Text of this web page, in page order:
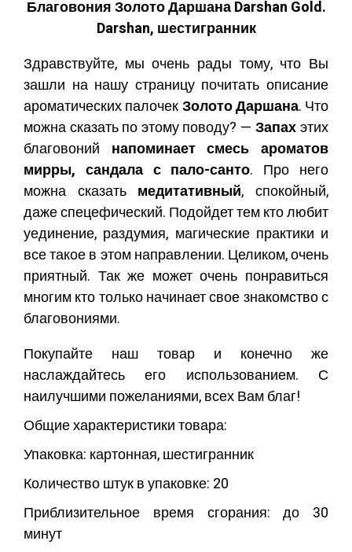
Благовония Золото Даршана Darshan Gold.
Darshan, шестигранник
Здравствуйте, мы очень рады тому, что Вы
зашли на нашу страницу почитать описание
ароматических палочекЗолото Даршана. Что
можна сказать по этому поводу? —Запахэтих
благовоний напоминает смесь ароматов
мирры, сандала с пало-санто. Про него
можна сказать медитативный, спокойный,
даже спецефический. Подойдет тем кто любит
уединение, раздумия, магические практики и
все такое в этом направлении. Целиком, очень
приятный. Так же может очень понравиться
многим кто только начинает свое знакомство с
благовониями.
Покупайте наш товар и конечно же
наслаждайтесь его использованием. С
наилучшими пожеланиями, всех Вам благ!
Общие характеристики товара:
Упаковка: картонная, шестигранник
Количество штук в упаковке: 20
Приблизительное время сгорания: до 30
минут